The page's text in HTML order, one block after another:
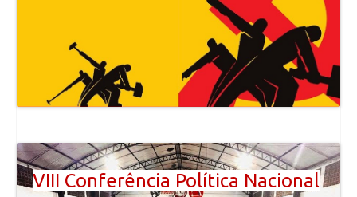
VIII Conferência Política Nacional